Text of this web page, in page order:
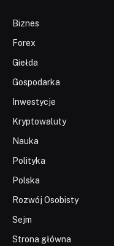
Biznes
Forex
Giełda
Gospodarka
Inwestycje
Kryptowaluty
Nauka
Polityka
Polska
Rozwój Osobisty
Sejm
Strona główna